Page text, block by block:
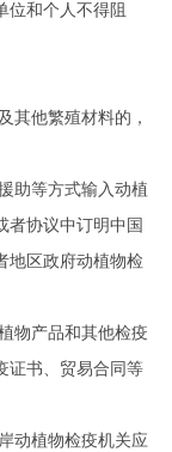
位和个人不得阻
其他繁殖材料的，
助等方式输入动植
者协议中订明中国
地区政府动植物检
物产品和其他检疫
证书、贸易合同等
动植物检疫机关应